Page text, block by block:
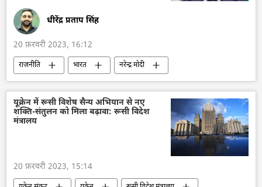
धीरेंद्र प्रताप सिंह
20 फ़रवरी 2023, 16:12
राजनीति भारत
नरेन्द्र मोदी
उत्तराखंड
शहरीकरण
यूक्रेन में रूसी विशेष सैन्य अभियान से नए
शक्ति-संतुलन को मिला बढ़ावा: रूसी विदेश
मंत्रालय
20 फ़रवरी 2023, 15:14